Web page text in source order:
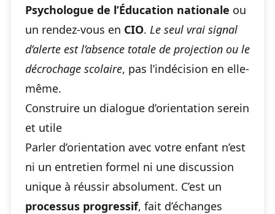
Psychologue de l’Éducation nationale ou
un rendez-vous en CIO. Le seul vrai signal
d’alerte est l’absence totale de projection ou le
décrochage scolaire, pas l’indécision en elle-
même.
Construire un dialogue d’orientation serein
et utile
Parler d’orientation avec votre enfant n’est
ni un entretien formel ni une discussion
unique à réussir absolument. C’est un
processus progressif, fait d’échanges